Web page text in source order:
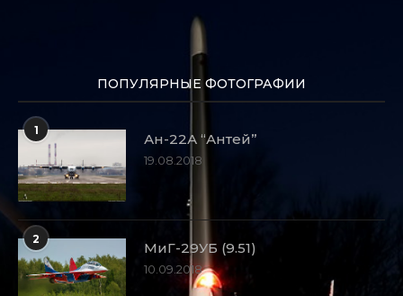
ПОПУЛЯРНЫЕ ФОТОГРАФИИ
1
Ан-22А “Антей”
19.08.2018
2
МиГ-29УБ (9.51)
10.09.2018